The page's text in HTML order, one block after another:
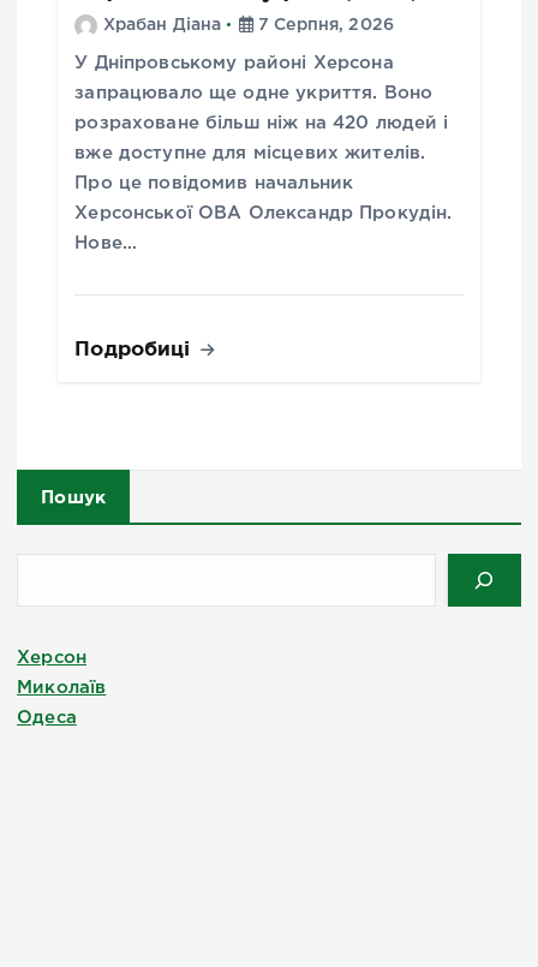
Храбан Діана 7 Серпня, 2026
У Дніпровському районі Херсона
запрацювало ще одне укриття. Воно
розраховане більш ніж на 420 людей і
вже доступне для місцевих жителів.
Про це повідомив начальник
Херсонської ОВА Олександр Прокудін.
Нове…
Подробиці
Пошук
Херсон
Миколаїв
Одеса